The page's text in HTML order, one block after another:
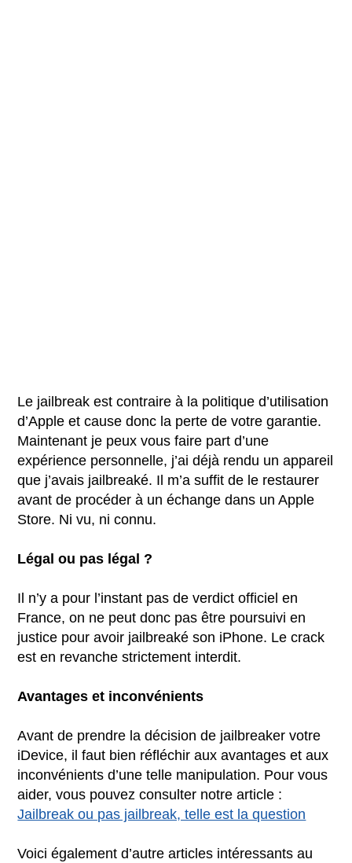
Le jailbreak est contraire à la politique d’utilisation
d’Apple et cause donc la perte de votre garantie.
Maintenant je peux vous faire part d’une
expérience personnelle, j’ai déjà rendu un appareil
que j’avais jailbreaké. Il m’a suffit de le restaurer
avant de procéder à un échange dans un Apple
Store. Ni vu, ni connu.
Légal ou pas légal ?
Il n’y a pour l’instant pas de verdict officiel en
France, on ne peut donc pas être poursuivi en
justice pour avoir jailbreaké son iPhone. Le crack
est en revanche strictement interdit.
Avantages et inconvénients
Avant de prendre la décision de jailbreaker votre
iDevice, il faut bien réfléchir aux avantages et aux
inconvénients d’une telle manipulation. Pour vous
aider, vous pouvez consulter notre article :
Jailbreak ou pas jailbreak, telle est la question
Voici également d’autre articles intéressants au